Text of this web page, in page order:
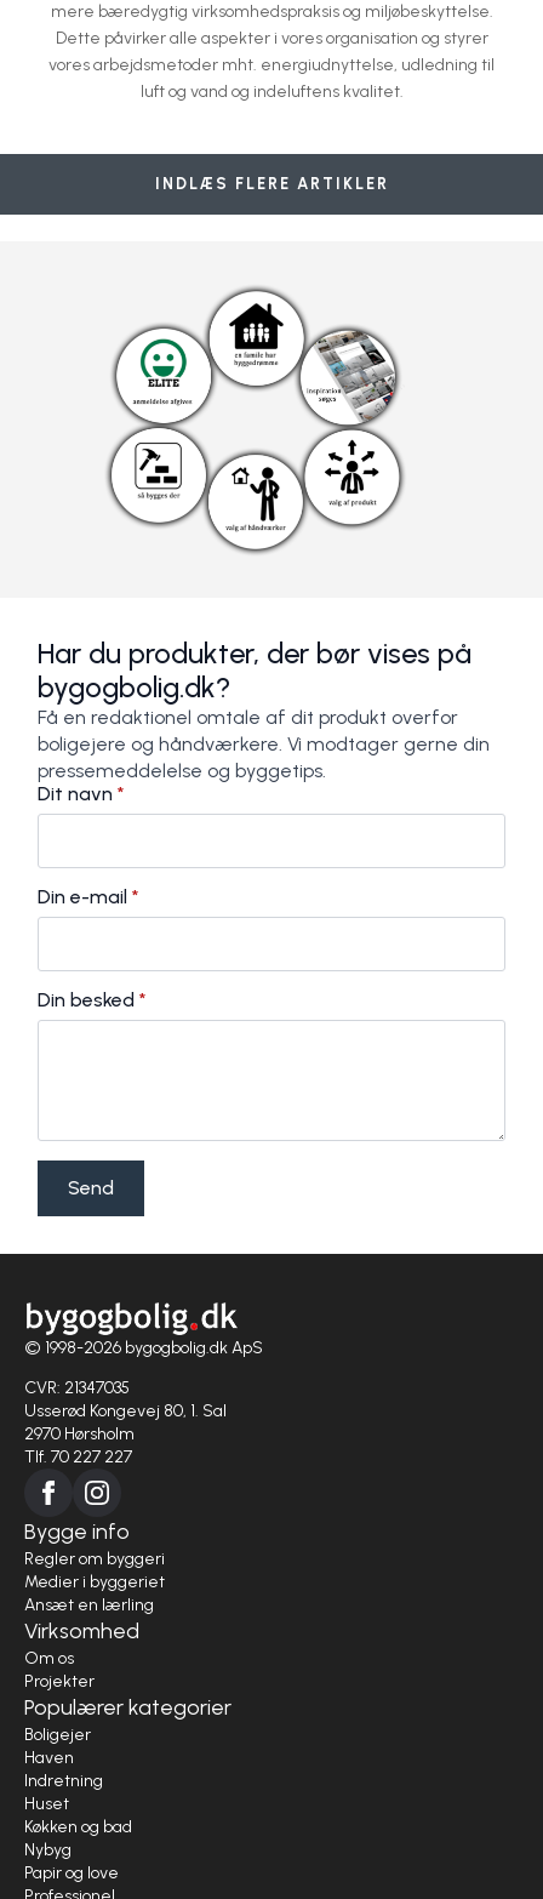
mere bæredygtig virksomhedspraksis og miljøbeskyttelse.
Dette påvirker alle aspekter i vores organisation og styrer
vores arbejdsmetoder mht. energiudnyttelse, udledning til
luft og vand og indeluftens kvalitet.
INDLÆS FLERE ARTIKLER
Har du produkter, der bør vises på
bygogbolig.dk?
Få en redaktionel omtale af dit produkt overfor
boligejere og håndværkere. Vi modtager gerne din
pressemeddelelse og byggetips.
Dit navn *
Din e-mail *
Din besked *
Send
© 1998-2026 bygogbolig.dk ApS
CVR: 21347035
Usserød Kongevej 80, 1. Sal
2970 Hørsholm
Tlf. 70 227 227
Bygge info
Regler om byggeri
Medier i byggeriet
Ansæt en lærling
Virksomhed
Om os
Projekter
Populærer kategorier
Boligejer
Haven
Indretning
Huset
Køkken og bad
Nybyg
Papir og love